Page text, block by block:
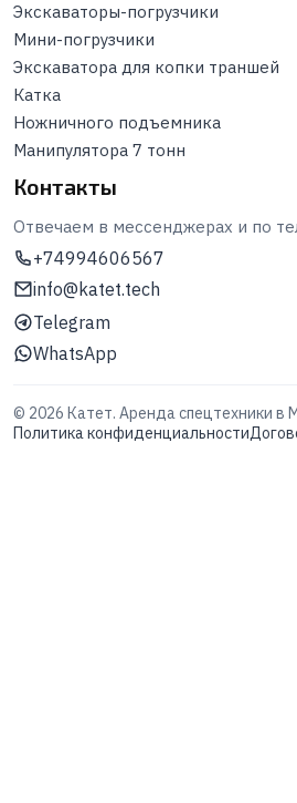
Экскаваторы-погрузчики
Мини-погрузчики
Экскаватора для копки траншей
Катка
Ножничного подъемника
Манипулятора 7 тонн
Контакты
Отвечаем в мессенджерах и по
+74994606567
info@katet.tech
Telegram
WhatsApp
© 2026 Катет. Аренда спецтехники в
Политика конфиденциальности